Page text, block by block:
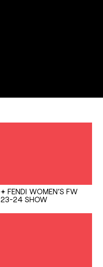
FENDI WOMEN’S FW
23-24 SHOW